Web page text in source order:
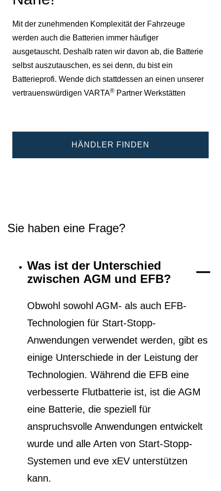
Mit der zunehmenden Komplexität der Fahrzeuge
werden auch die Batterien immer häufiger
ausgetauscht. Deshalb raten wir davon ab, die Batterie
selbst auszutauschen, es sei denn, du bist ein
Batterieprofi. Wende dich stattdessen an einen unserer
vertrauenswürdigen VARTA® Partner Werkstätten
HÄNDLER FINDEN
Sie haben eine Frage?
Was ist der Unterschied
zwischen AGM und EFB?
Obwohl sowohl AGM- als auch EFB-
Technologien für Start-Stopp-
Anwendungen verwendet werden, gibt es
einige Unterschiede in der Leistung der
Technologien. Während die EFB eine
verbesserte Flutbatterie ist, ist die AGM
eine Batterie, die speziell für
anspruchsvolle Anwendungen entwickelt
wurde und alle Arten von Start-Stopp-
Systemen und eve xEV unterstützen
kann.